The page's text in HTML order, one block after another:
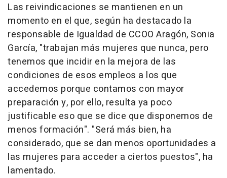
Las reivindicaciones se mantienen en un
momento en el que, según ha destacado la
responsable de Igualdad de CCOO Aragón, Sonia
García, "trabajan más mujeres que nunca, pero
tenemos que incidir en la mejora de las
condiciones de esos empleos a los que
accedemos porque contamos con mayor
preparación y, por ello, resulta ya poco
justificable eso que se dice que disponemos de
menos formación". "Será más bien, ha
considerado, que se dan menos oportunidades a
las mujeres para acceder a ciertos puestos", ha
lamentado.